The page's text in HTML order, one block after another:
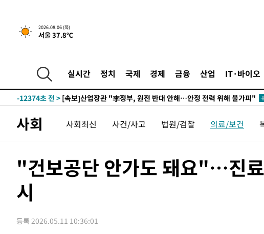
2026.08.06 (목)
서울 37.8℃
실시간 정치 국제 경제 금융 산업 IT·바이오
-26593초 전 >"여기 떨어졌다"…다누리, 스페이스X 로켓 달 충돌 흔적 포착
-23638초 전 > 손흥민, 5경기 연속골 실패…LAFC는 승부차기 끝 과달라하라 격파
-15876초 전 >
트럼프, 한국계 진보 주지사 후보 맹공…"공산주의가 최대 위협"
-15854초 전 >
-12374초 전 > [속보]산업장관 "李정부, 원전 반대 안해…안정 전력 위해 불가피"
색
-10458초 전 >
[속보]산업장관 "美무역법 제301조 과잉생산 결과 발표 8월 중 예
-10251초 전 >[속보]코스피 매도사이드카 발동…4%대 급락
-7084초 전 >서울 열대야 15일째 지속…비공식 '초열대야' 30도 넘어
-5651초 전 >
-5634초 전 >
-2032초 전 >서울 낮 39도 '폭염중대경보'…40도 관측 가능성도
사회 사회최신 사건/사고 법원/검찰 의료/보건
"건보공단 안가도 돼요"…진
시
등록 2026.05.11 10:36:01